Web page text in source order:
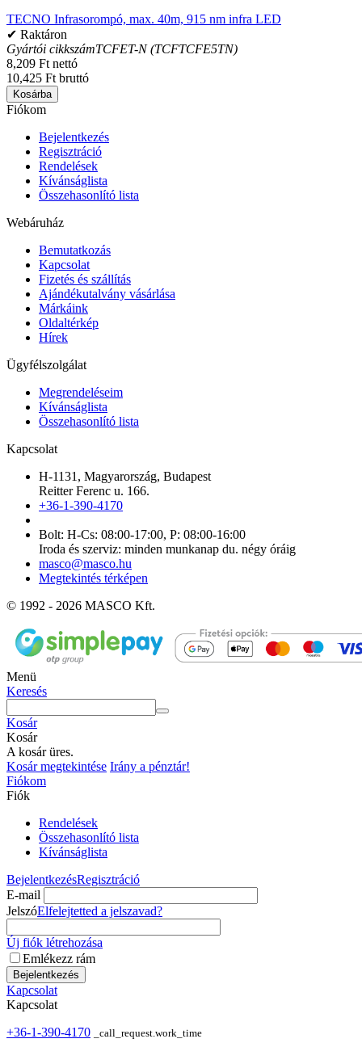
TECNO Infrasorompó, max. 40m, 915 nm infra LED
✔ Raktáron
Gyártói cikkszámTCFET-N (TCFTCFE5TN)
8,209 Ft nettó
10,425 Ft bruttó
Kosárba
Fiókom
Bejelentkezés
Regisztráció
Rendelések
Kívánságlista
Összehasonlító lista
Webáruház
Bemutatkozás
Kapcsolat
Fizetés és szállítás
Ajándékutalvány vásárlása
Márkáink
Oldaltérkép
Hírek
Ügyfélszolgálat
Megrendeléseim
Kívánságlista
Összehasonlító lista
Kapcsolat
H-1131, Magyarország, Budapest
Reitter Ferenc u. 166.
+36-1-390-4170
Bolt: H-Cs: 08:00-17:00, P: 08:00-16:00
Iroda és szerviz: minden munkanap du. négy óráig
masco@masco.hu
Megtekintés térképen
© 1992 - 2026 MASCO Kft.
Menü
Keresés
Kosár
Kosár
A kosár üres.
Kosár megtekintése Irány a pénztár!
Fiókom
Fiók
Rendelések
Összehasonlító lista
Kívánságlista
BejelentkezésRegisztráció
E-mail
JelszóElfelejtetted a jelszavad?
Új fiók létrehozása
Emlékezz rám
Bejelentkezés
Kapcsolat
Kapcsolat
+36-1-390-4170
_call_request.work_time